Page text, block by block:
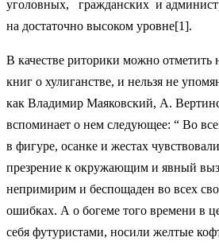
уголовных, гражданских и
на достаточно высоком уровне[1].
В качестве риторики можно отметить
книг о хулиганстве, и нельзя не
как Владимир Маяковский, А.
вспоминает о нем следующее: “ Во
в фигуре, осанке и жестах
презрение к окружающим и явный
непримирим и беспощаден во всех
ошибках. А о богеме того времени в
себя футуристами, носили желтые